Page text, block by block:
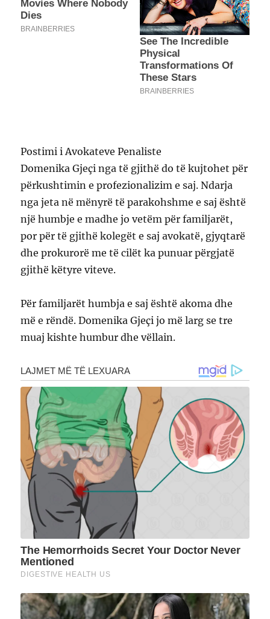
Postimi i Avokateve Penaliste
Domenika Gjeçi nga të gjithë do të kujtohet për
përkushtimin e profezionalizim e saj. Ndarja
nga jeta në mënyrë të parakohshme e saj është
një humbje e madhe jo vetëm për familjarët,
por për të gjithë kolegët e saj avokatë, gjyqtarë
dhe prokurorë me të cilët ka punuar përgjatë
gjithë këtyre viteve.
Për familjarët humbja e saj është akoma dhe
më e rëndë. Domenika Gjeçi jo më larg se tre
muaj kishte humbur dhe vëllain.